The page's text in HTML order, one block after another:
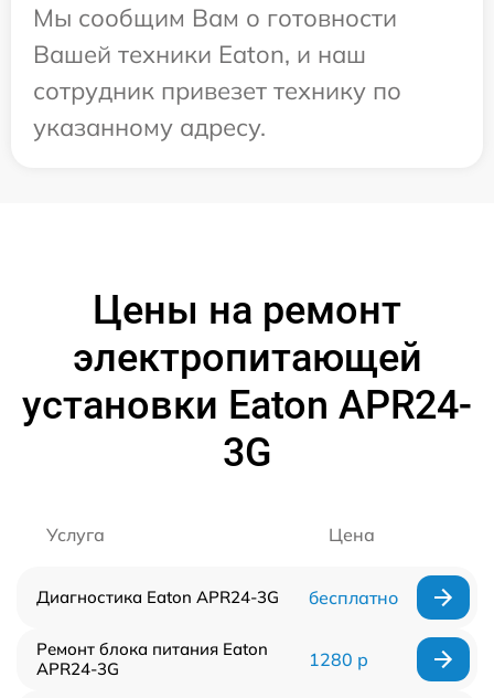
Мы сообщим Вам о готовности
Вашей техники Eaton, и наш
сотрудник привезет технику по
указанному адресу.
Цены на ремонт
электропитающей
установки Eaton APR24-
3G
Услуга Цена
Диагностика Eaton APR24-3G бесплатно
Ремонт блока питания Eaton
APR24-3G
1280 р